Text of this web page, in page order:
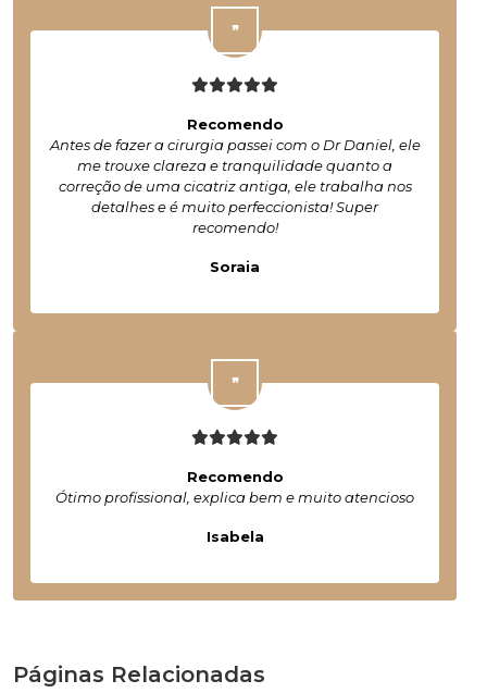
Recomendo
Antes de fazer a cirurgia passei com o Dr Daniel, ele
me trouxe clareza e tranquilidade quanto a
correção de uma cicatriz antiga, ele trabalha nos
detalhes e é muito perfeccionista! Super
recomendo!
Soraia
Recomendo
Ótimo profissional, explica bem e muito atencioso
Isabela
Páginas Relacionadas